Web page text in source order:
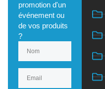
promotion d'un
événement ou
de vos produits
?